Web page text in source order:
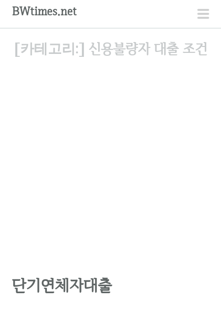
주
메
뉴
BWtimes.net
[카테고리:] 신용불량자 대출 조건
단기연체자대출